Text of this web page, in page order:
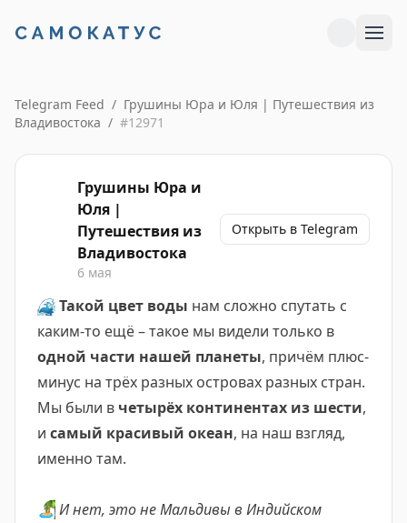
Telegram Feed / Грушины Юра и Юля | Путешествия из
Владивостока / #12971
Грушины Юра и
Юля |
Путешествия из
Владивостока
6 мая
Открыть в Telegram
🌊Такой цвет воды нам сложно спутать с
каким-то ещё – такое мы видели только в
одной части нашей планеты, причём плюс-
минус на трёх разных островах разных стран.
Мы были в четырёх континентах из шести,
и самый красивый океан, на наш взгляд,
именно там.
🏝️И нет, это не Мальдивы в Индийском